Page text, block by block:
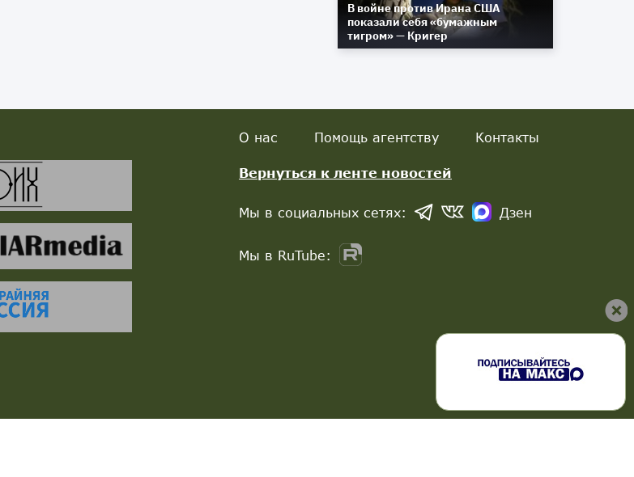
В войне против Ирана США
показали себя «бумажным
тигром» — Кригер
О нас Помощь агентству Контакты
Вернуться к ленте новостей
Мы в социальных сетях: Дзен
Мы в RuTube: